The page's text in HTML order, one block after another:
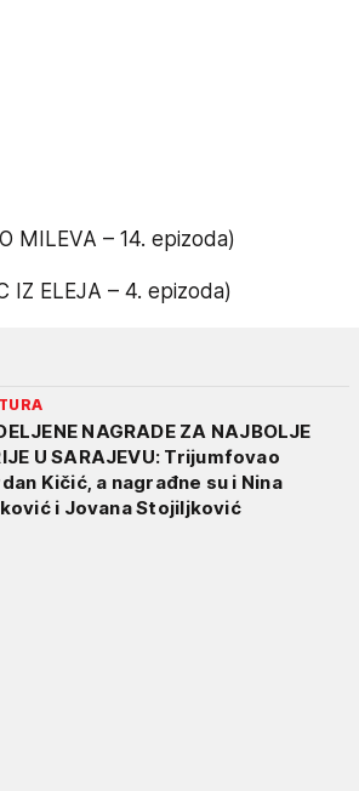
MILEVA – 14. epizoda)
IZ ELEJA – 4. epizoda)
NAGRADE ZA NAJBOLJE
U SARAJEVU: Trijumfovao
Kičić, a nagrađne su i Nina
i Jovana Stojiljković